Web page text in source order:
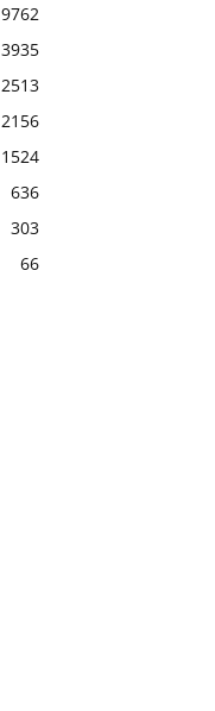
9762
3935
2513
2156
1524
636
303
66